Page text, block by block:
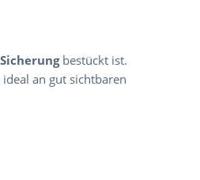
bestückt ist.
an gut sichtbaren